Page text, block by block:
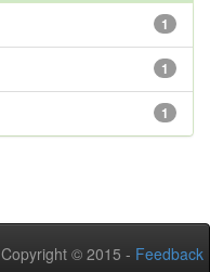
1
1
1
Copyright © 2015 - Feedback